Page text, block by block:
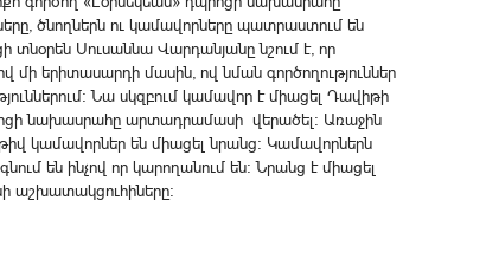
ծնողներն ու կամավորները պատրաստում են
Սուսաննա Վարդանյանը նշում է, որ
երիտասարդի մասին, ով նման գործողություններ
Նա սկզբում կամավոր է միացել Դավիթի
նախասրահը արտադրամասի վերածել։ Առաջին
կամավորներ են միացել նրանց։ Կամավորներն
են ինչով որ կարողանում են։ Նրանց է միացել
աշխատակցուհիները։